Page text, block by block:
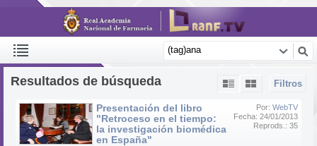
Filtros
Resultados de búsqueda
Por: WebTV
Fecha: 24/01/2013
Reprods.: 35
Presentación del libro
"Retroceso en el tiempo:
la investigación biomédica
en España"